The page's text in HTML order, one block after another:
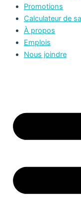
Promotions
Calculateur de
À propos
Emplois
Nous joindre